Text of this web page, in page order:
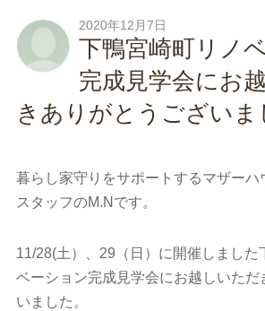
2020年12月7日
下鴨宮崎町リノ
完成見学会にお
きありがとうございま
暮らし家守りをサポートするマザーハ
スタッフのM.Nです。
11/28(土）、29（日）に開催しました
ベーション完成見学会にお越しいただ
いました。